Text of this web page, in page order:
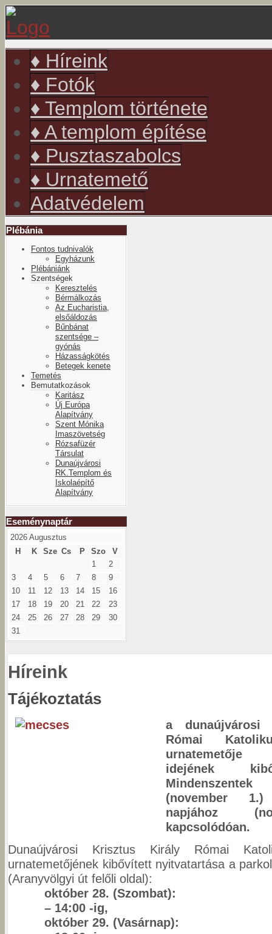
♦ Híreink
♦ Fotók
♦ Templom története
♦ A templom építése
♦ Pusztaszabolcs
♦ Urnatemető
Adatvédelem
Plébánia
Fontos tudnivalók
Egyházunk
Plébániánk
Szentségek
Keresztelés
Bérmálkozás
Az Eucharistia,
elsőáldozás
Bűnbánat
szentsége –
gyónás
Házasságkötés
Betegek kenete
Temetés
Bemutatkozások
Karitász
Új Európa
Alapítvány
Szent Mónika
Imaszövetség
Rózsafüzér
Társulat
Dunaújvárosi
RK.Templom és
Iskolaépítő
Alapítvány
Eseménynaptár
év
hónap
év
hónap
2026 Augusztus
H
K Sze Cs P Szo
V
1
2
3
4 5 6 7 8
9
10
11 12 13 14 15
16
17
18 19 20 21 22
23
24
25 26 27 28 29
30
31
Híreink
Tájékoztatás
a dunaújvárosi
Római
idejének
(november
napjához
kapcsolódóan.
Dunaújvárosi Krisztus Király Római
urnatemetőjének kibővített nyitvatartása a
(Aranyvölgyi út felőli oldal):
október 28.
– 14:00 -ig,
október 29.